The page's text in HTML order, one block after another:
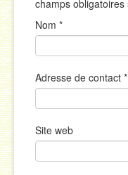
champs
Nom *
Adresse de contact *
Site web